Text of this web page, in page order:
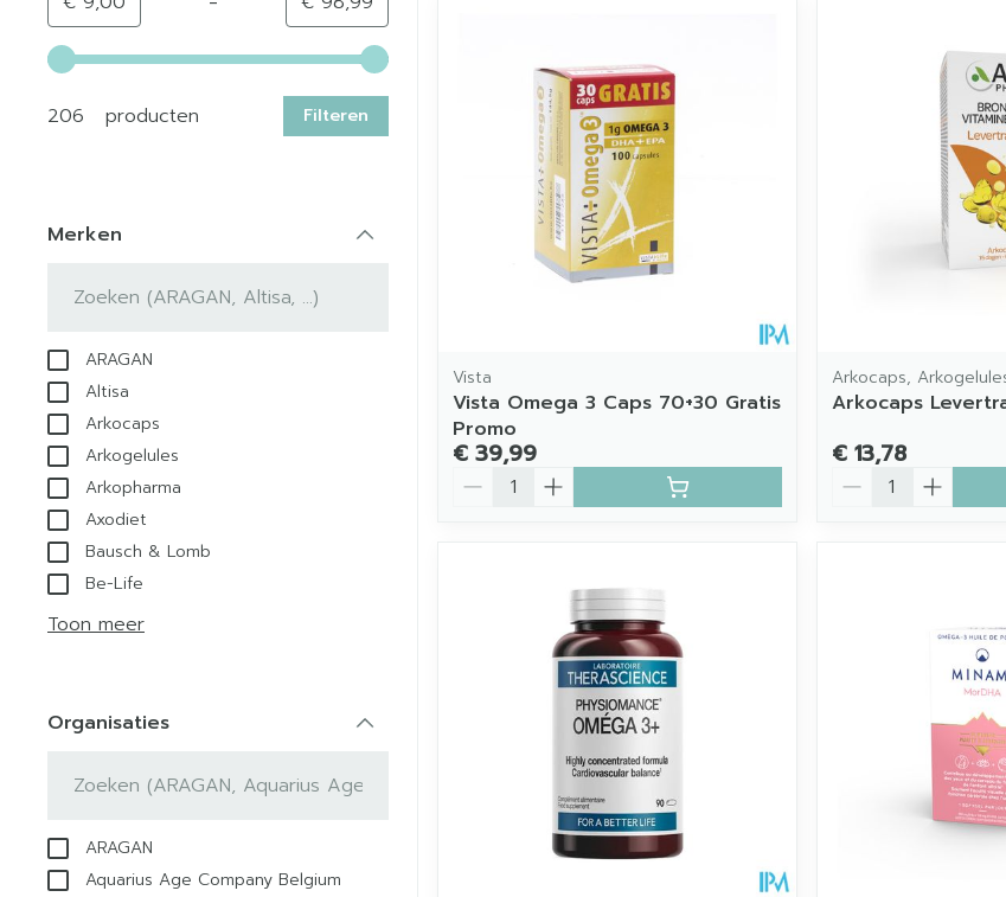
Gebruik de pijltjestoetsen links en rechts om de minimale en maximale prijswaarden aan te passen.
206 producten
Filteren
Merken
ARAGAN
Altisa
Arkocaps
Arkogelules
Arkopharma
Axodiet
Bausch & Lomb
Be-Life
Toon meer
Organisaties
ARAGAN
Aquarius Age Company Belgium
Vista
Vista Omega 3 Caps 70+30 Gratis
Promo
€ 39,99
Aantal
Arkocaps,
Arkocaps
€ 13,78
Aantal